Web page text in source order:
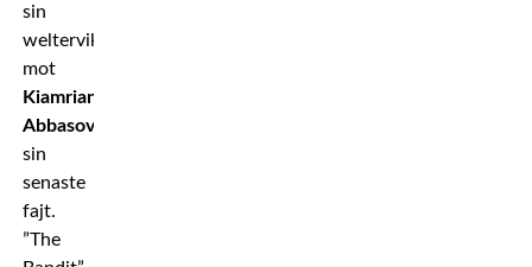
sin
welterviktstitel
mot
Kiamrian
Abbasov
sin
senaste
fajt.
”The